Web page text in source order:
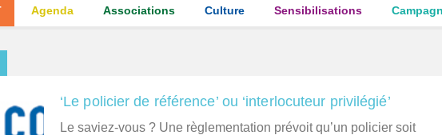
Agenda Associations Culture Sensibilisations
‘Le policier de référence’ ou ‘interlocuteur privilégié’
Le saviez-vous ? Une règlementation prévoit qu’un policier soit